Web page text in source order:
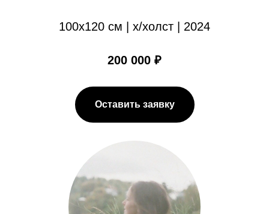
100х120 см | х/холст | 2024
200 000 ₽
Оставить заявку